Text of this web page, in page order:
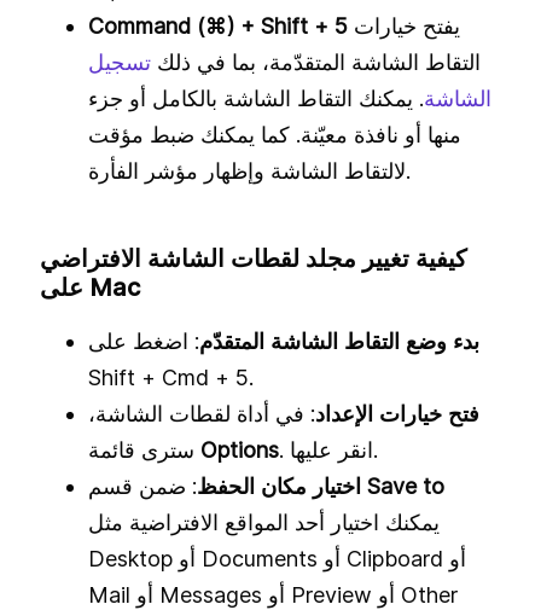
Command (⌘) + Shift + 5
التقاط الشاشة المتقدّمة، بما في ذلك تسجيل
الشاشة. يمكنك التقاط الشاشة بالكامل أو جزء
منها أو نافذة معيّنة. كما يمكنك ضبط مؤقت
لالتقاط الشاشة وإظهار مؤشر الفأرة.
كيفية تغيير مجلد لقطات الشاشة الافتراضي
على Mac
بدء وضع التقاط الشاشة المتقدّم: اضغط على
Shift + Cmd + 5.
فتح خيارات الإعداد: في أداة لقطات الشاشة،
Options
. انقر عليها.
اختيار مكان الحفظ Save to
يمكنك اختيار أحد المواقع الافتراضية مثل
Desktop أو Documents أو Clipboard أو
Mail أو Messages أو Preview أو Other